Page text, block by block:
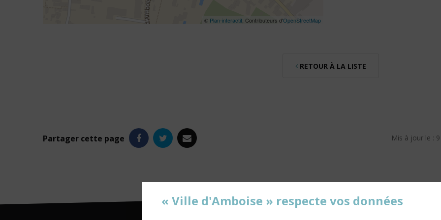
© Plan-interactif , Contributeurs d'OpenStreetMap
RETOUR À LA LISTE
Partager cette page Facebook
Twitter
e-
Mis à jour le :
« Ville d'Amboise » respecte vos données